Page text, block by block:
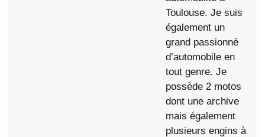
Toulouse. Je suis
également un
grand passionné
d’automobile en
tout genre. Je
possède 2 motos
dont une archive
mais également
plusieurs engins à